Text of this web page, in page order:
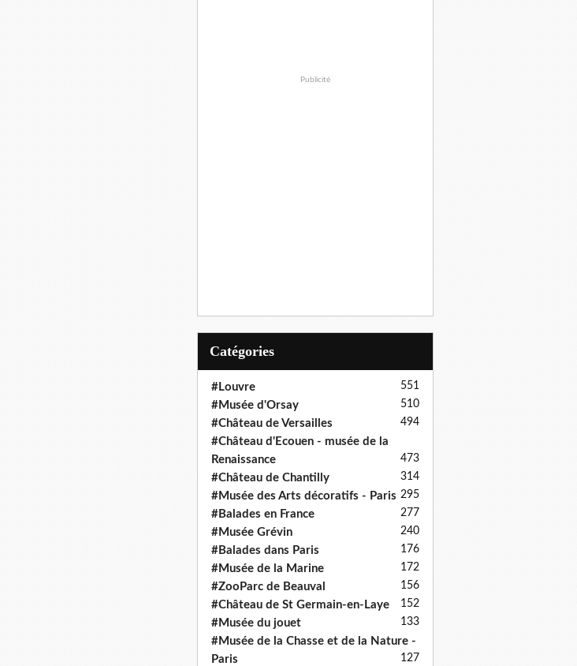
Publicité
Catégories
#Louvre 551
#Musée d'Orsay 510
#Château de Versailles 494
#Château d'Ecouen - musée de la
Renaissance
473
#Château de Chantilly 314
#Musée des Arts décoratifs - Paris 295
#Balades en France 277
#Musée Grévin 240
#Balades dans Paris 176
#Musée de la Marine 172
#ZooParc de Beauval 156
#Château de St Germain-en-Laye 152
#Musée du jouet 133
#Musée de la Chasse et de la Nature -
Paris
127